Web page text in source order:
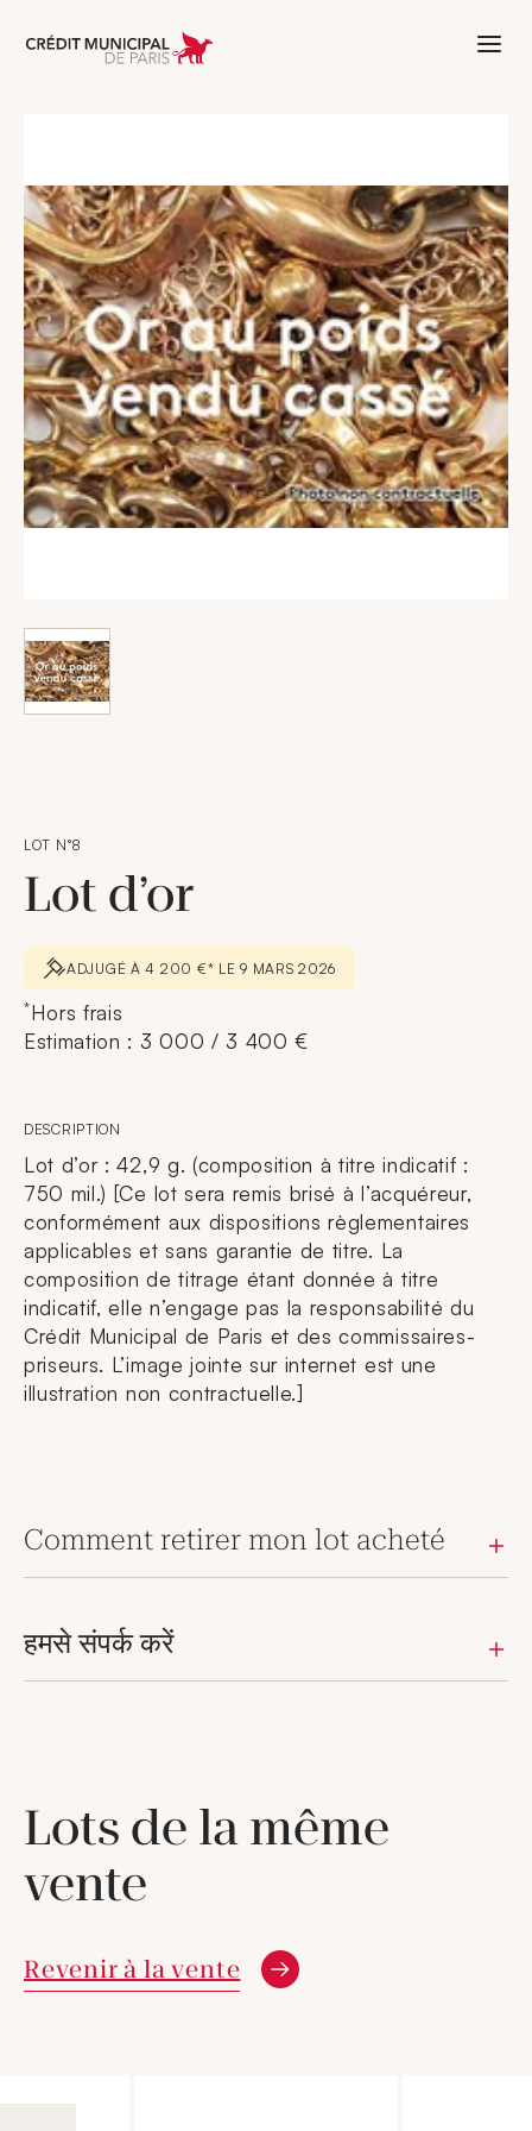
Aller à l'accueil de Crédit Municipal
LOT N°8
Lot d’or
ADJUGÉ À 4 200 €* LE 9 MARS 2026
*Hors frais
Estimation : 3 000 / 3 400 €
DESCRIPTION
Lot d’or : 42,9 g. (composition à titre indicatif :
750 mil.) [Ce lot sera remis brisé à l’acquéreur,
conformément aux dispositions règlementaires
applicables et sans garantie de titre. La
composition de titrage étant donnée à titre
indicatif, elle n’engage pas la responsabilité du
Crédit Municipal de Paris et des commissaires-
priseurs. L’image jointe sur internet est une
illustration non contractuelle.]
Comment retirer mon lot acheté
हमसे संपर्क करें
Lots de la même
vente
Revenir à la vente